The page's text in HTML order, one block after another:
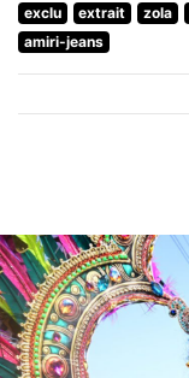
exclu extrait zola
amiri-jeans